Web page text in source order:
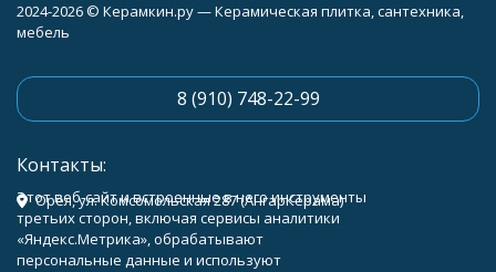
2024-2026 © Керамкин.ру — Керамическая плитка, сантехника,
мебель
8 (910) 748-22-99
Контакты:
Орёл, ул. Комсомольская 287 (АнгарКерама)
Этот веб-сайт и встроенные в него инструменты
третьих сторон, включая сервисы аналитики
«Яндекс.Метрика», обрабатывают
персональные данные и используют